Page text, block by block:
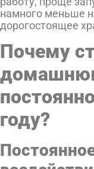
намного меньше
дорогостоящее
Почему
году?